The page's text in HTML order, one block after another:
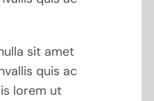
sit amet
quis ac
lorem ut